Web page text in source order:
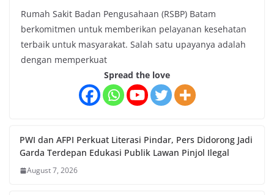
Rumah Sakit Badan Pengusahaan (RSBP) Batam
berkomitmen untuk memberikan pelayanan kesehatan
terbaik untuk masyarakat. Salah satu upayanya adalah
dengan memperkuat
Spread the love
PWI dan AFPI Perkuat Literasi Pindar, Pers Didorong Jadi
Garda Terdepan Edukasi Publik Lawan Pinjol Ilegal
August 7, 2026